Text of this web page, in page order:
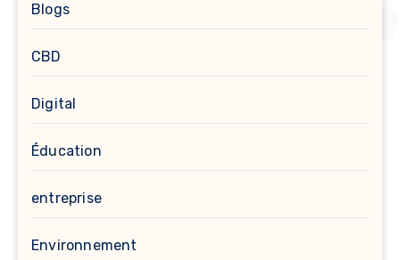
Blogs
CBD
Digital
Éducation
entreprise
Environnement